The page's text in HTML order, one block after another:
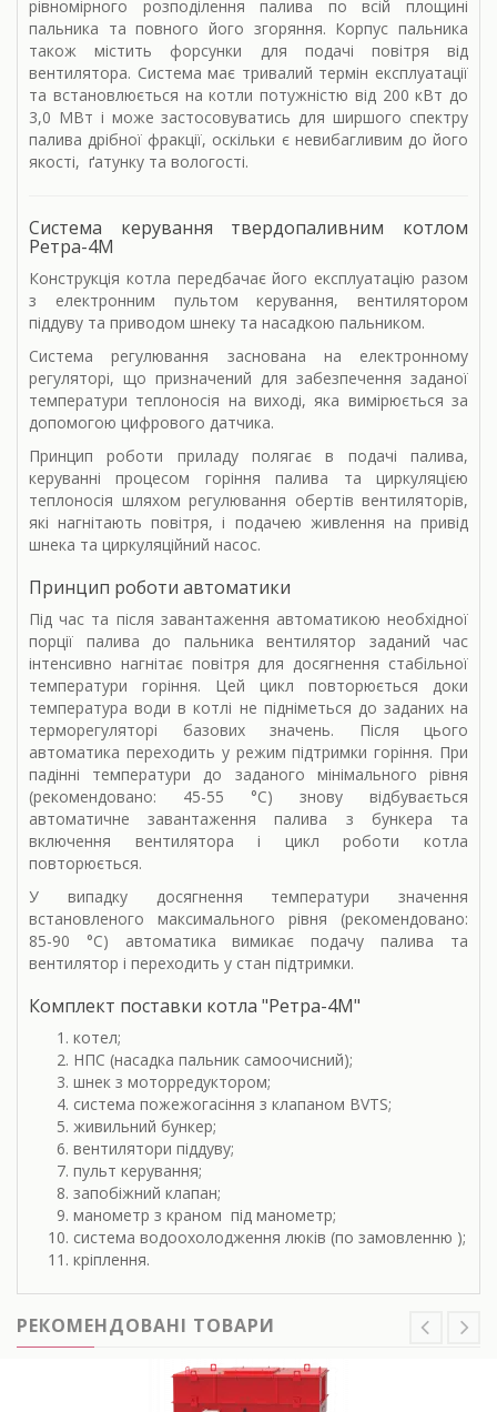
рівномірного розподілення палива по всій площині
пальника та повного його згоряння. Корпус пальника
також містить форсунки для подачі повітря від
вентилятора. Система має тривалий термін експлуатації
та встановлюється на котли потужністю від 200 кВт до
3,0 МВт і може застосовуватись для ширшого спектру
палива дрібної фракції, оскільки є невибагливим до його
якості, ґатунку та вологості.
Система керування твердопаливним котлом
Ретра-4М
Конструкція котла передбачає його експлуатацію разом
з електронним пультом керування, вентилятором
піддуву та приводом шнеку та насадкою пальником.
Система регулювання заснована на електронному
регуляторі, що призначений для забезпечення заданої
температури теплоносія на виході, яка вимірюється за
допомогою цифрового датчика.
Принцип роботи приладу полягає в подачі палива,
керуванні процесом горіння палива та циркуляцією
теплоносія шляхом регулювання обертів вентиляторів,
які нагнітають повітря, і подачею живлення на привід
шнека та циркуляційний насос.
Принцип роботи автоматики
Під час та після завантаження автоматикою необхідної
порції палива до пальника вентилятор заданий час
інтенсивно нагнітає повітря для досягнення стабільної
температури горіння. Цей цикл повторюється доки
температура води в котлі не підніметься до заданих на
терморегуляторі базових значень. Після цього
автоматика переходить у режим підтримки горіння. При
падінні температури до заданого мінімального рівня
(рекомендовано: 45-55 °С) знову відбувається
автоматичне завантаження палива з бункера та
включення вентилятора і цикл роботи котла
повторюється.
У випадку досягнення температури значення
встановленого максимального рівня (рекомендовано:
85-90 °С) автоматика вимикає подачу палива та
вентилятор і переходить у стан підтримки.
Комплект поставки котла "Ретра-4М"
котел;
НПС (насадка пальник самоочисний);
шнек з моторредуктором;
система пожежогасіння з клапаном BVTS;
живильний бункер;
вентилятори піддуву;
пульт керування;
запобіжний клапан;
манометр з краном під манометр;
система водоохолодження люків (по замовленню );
кріплення.
РЕКОМЕНДОВАНІ ТОВАРИ